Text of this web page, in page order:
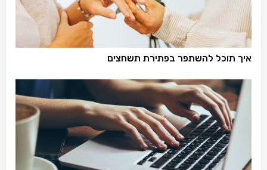
איך תוכל להשתפר בפתירת תשחצים